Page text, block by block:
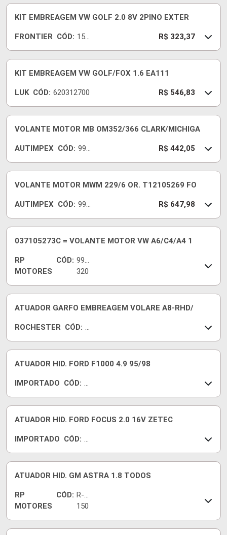
KIT EMBREAGEM VW GOLF 2.0 8V 2PINO EXTER
FRONTIER CÓD: 156
R$ 323,37
KIT EMBREAGEM VW GOLF/FOX 1.6 EA111
LUK CÓD: 620312700 R$ 546,83
VOLANTE MOTOR MB OM352/366 CLARK/MICHIGA
AUTIMPEX CÓD: 990
200
2
R$ 442,05
VOLANTE MOTOR MWM 229/6 OR. T12105269 FO
AUTIMPEX CÓD: 990
300
4
R$ 647,98
037105273C = VOLANTE MOTOR VW A6/C4/A4 1
RP
MOTORES
CÓD: 990
320
0
ATUADOR GARFO EMBREAGEM VOLARE A8-RHD/
ROCHESTER CÓD: 0
3
0
0-
ATUADOR HID. FORD F1000 4.9 95/98
IMPORTADO CÓD: 12
8
ATUADOR HID. FORD FOCUS 2.0 16V ZETEC
IMPORTADO CÓD: 12
5
ATUADOR HID. GM ASTRA 1.8 TODOS
RP
MOTORES
CÓD: R-
150